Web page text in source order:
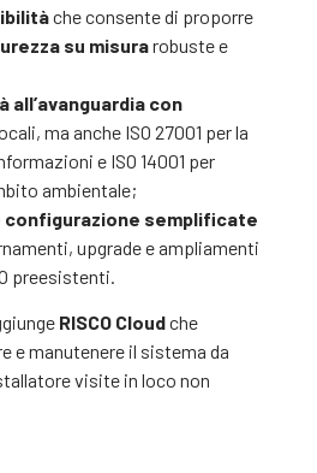
che consente di proporre
su misurarobuste e
con
ma anche ISO 27001 per la
e ISO 14001 per
ambientale;
configurazione semplificate
upgrade e ampliamenti
preesistenti.
RISCO Cloudche
e manutenere il sistema da
visite in loco non